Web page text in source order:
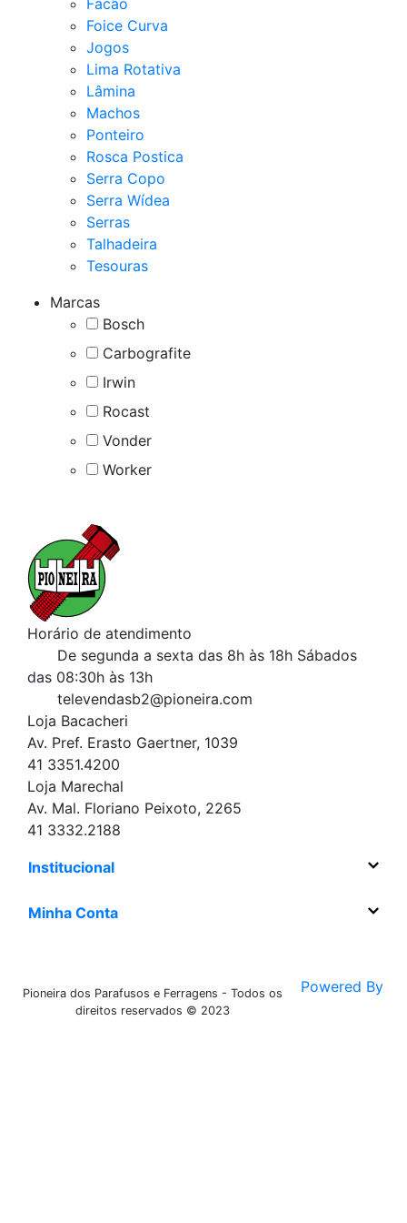
Facão
Foice Curva
Jogos
Lima Rotativa
Lâmina
Machos
Ponteiro
Rosca Postica
Serra Copo
Serra Wídea
Serras
Talhadeira
Tesouras
Marcas
Bosch
Carbografite
Irwin
Rocast
Vonder
Worker
Horário de atendimento
De segunda a sexta das 8h às 18h Sábados
das 08:30h às 13h
televendasb2@pioneira.com
Loja Bacacheri
Av. Pref. Erasto Gaertner, 1039
41 3351.4200
Loja Marechal
Av. Mal. Floriano Peixoto, 2265
41 3332.2188
Institucional
Minha Conta
Pioneira dos Parafusos e Ferragens - Todos os
direitos reservados © 2023
Powered By